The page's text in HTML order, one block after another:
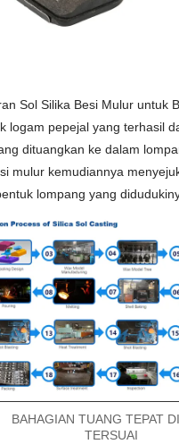
Sol Silika Besi Mulur untuk
logam pepejal yang terhasil
dituangkan ke dalam
mulur kemudiannya
lompang yang
BAHAGIAN TUANG TEPAT
TERSUAI